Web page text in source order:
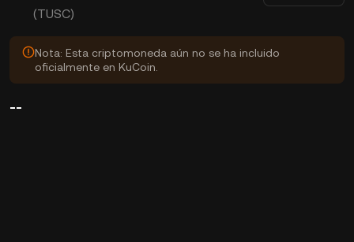
(TUSC)
Nota: Esta criptomoneda aún no se ha incluido
oficialmente en KuCoin.
--